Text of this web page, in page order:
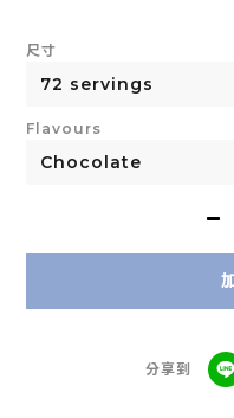
尺寸
Flavours
分享到